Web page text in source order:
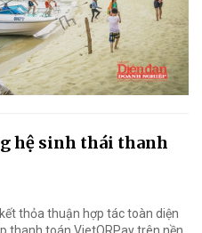
hệ sinh thái thanh
thỏa thuận hợp tác toàn diện